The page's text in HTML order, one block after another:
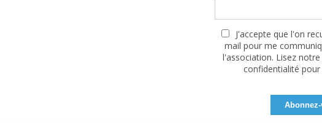
J'accepte que l'on
mail pour me
l'association. Lisez
confidentialité pour